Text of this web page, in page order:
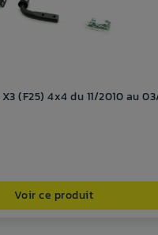
(F25) 4x4 du 11/2010 au
Voir ce produit